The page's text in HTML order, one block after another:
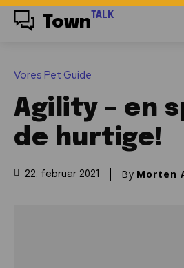
Town TALK
Vores Pet Guide
Agility – en
de hurtige!
22. februar 2021 By Morten